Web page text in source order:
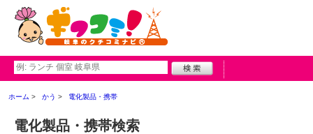
ホーム かう 電化製品・携帯
電化製品・携帯検索